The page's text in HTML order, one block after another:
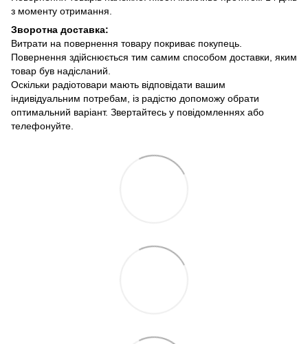
з моменту отримання.
Зворотна доставка:
Витрати на повернення товару покриває покупець.
Повернення здійснюється тим самим способом доставки, яким
товар був надісланий.
Оскільки радіотовари мають відповідати вашим
індивідуальним потребам, із радістю допоможу обрати
оптимальний варіант. Звертайтесь у повідомленнях або
телефонуйте.